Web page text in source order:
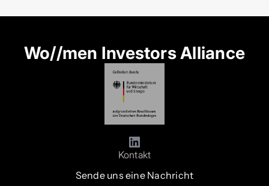
Wo//men Investors Alliance
Kontakt
Sende uns eine Nachricht